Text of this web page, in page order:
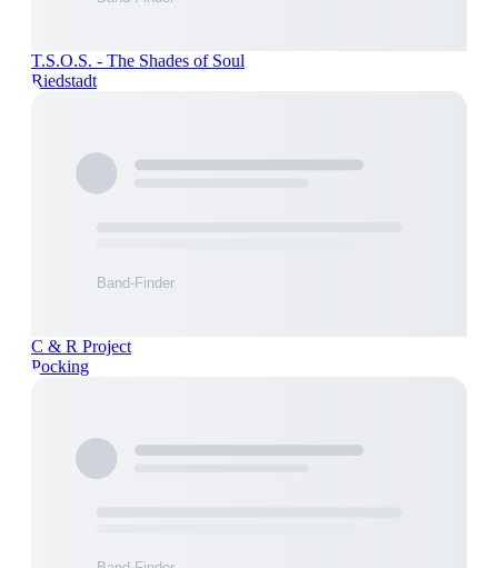
T.S.O.S. - The Shades of Soul
Riedstadt
C & R Project
Pocking